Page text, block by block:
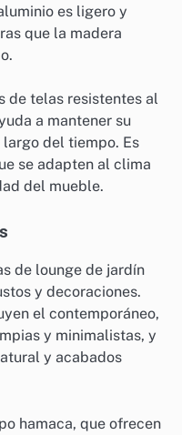
es ligero y
que la madera
de telas resistentes al
a mantener su
del tiempo. Es
se adapten al clima
del mueble.
de lounge de jardín
y decoraciones.
el contemporáneo,
y minimalistas, y
y acabados
hamaca, que ofrecen